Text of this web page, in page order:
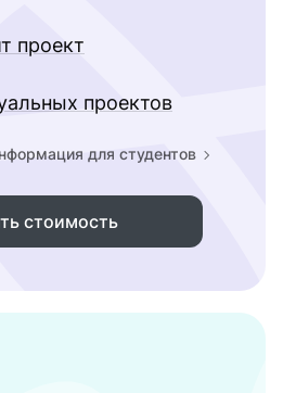
проект
проектов
для студентов
стоимость